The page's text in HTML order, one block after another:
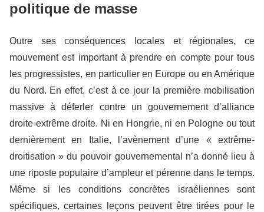
politique de masse
Outre ses conséquences locales et régionales, ce
mouvement est important à prendre en compte pour tous
les progressistes, en particulier en Europe ou en Amérique
du Nord. En effet, c’est à ce jour la première mobilisation
massive à déferler contre un gouvernement d’alliance
droite-extrême droite. Ni en Hongrie, ni en Pologne ou tout
dernièrement en Italie, l’avènement d’une « extrême-
droitisation » du pouvoir gouvernemental n’a donné lieu à
une riposte populaire d’ampleur et pérenne dans le temps.
Même si les conditions concrètes israéliennes sont
spécifiques, certaines leçons peuvent être tirées pour le